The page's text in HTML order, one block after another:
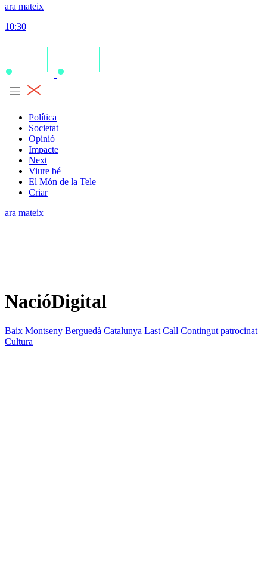
ara mateix
10:30
Política
Societat
Opinió
Impacte
Next
Viure bé
El Món de la Tele
Criar
ara mateix
NacióDigital
Baix Montseny Berguedà Catalunya Last Call Contingut patrocinat
Cultura